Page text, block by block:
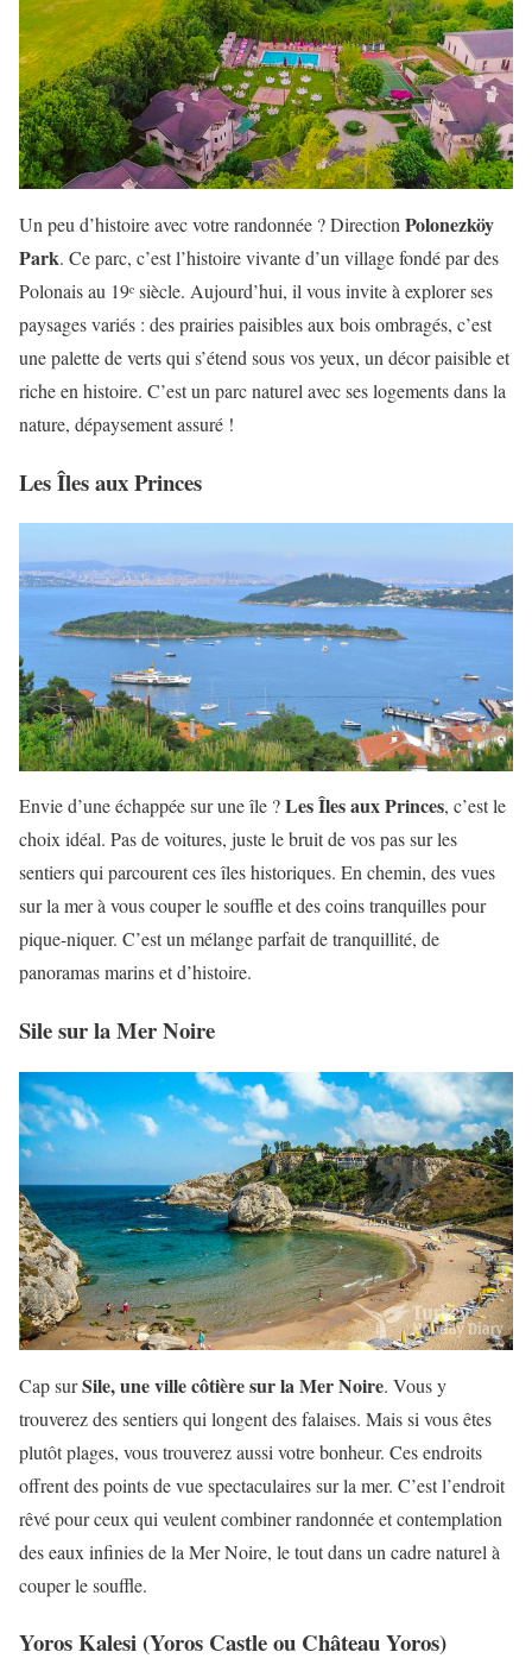
Un peu d’histoire avec votre randonnée ? Direction Polonezköy
Park. Ce parc, c’est l’histoire vivante d’un village fondé par des
Polonais au 19ᵉ siècle. Aujourd’hui, il vous invite à explorer ses
paysages variés : des prairies paisibles aux bois ombragés, c’est
une palette de verts qui s’étend sous vos yeux, un décor paisible et
riche en histoire. C’est un parc naturel avec ses logements dans la
nature, dépaysement assuré !
Les Îles aux Princes
Envie d’une échappée sur une île ?Les Îles aux Princes, c’est le
choix idéal. Pas de voitures, juste le bruit de vos pas sur les
sentiers qui parcourent ces îles historiques. En chemin, des vues
sur la mer à vous couper le souffle et des coins tranquilles pour
pique-niquer. C’est un mélange parfait de tranquillité, de
panoramas marins et d’histoire.
Sile sur la Mer Noire
Cap surSile, une ville côtière sur la Mer Noire. Vous y
trouverez des sentiers qui longent des falaises. Mais si vous êtes
plutôt plages, vous trouverez aussi votre bonheur. Ces endroits
offrent des points de vue spectaculaires sur la mer. C’est l’endroit
rêvé pour ceux qui veulent combiner randonnée et contemplation
des eaux infinies de la Mer Noire, le tout dans un cadre naturel à
couper le souffle.
Yoros Kalesi (Yoros Castle ou Château Yoros)